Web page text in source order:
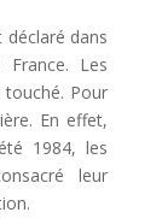
déclaré dans
Les
Pour
En effet,
1984, les
leur